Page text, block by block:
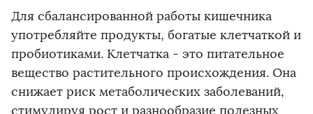
Для сбалансированной работы кишечника
употребляйте продукты, богатые клетчаткой и
пробиотиками. Клетчатка - это питательное
вещество растительного происхождения. Она
снижает риск метаболических заболеваний,
стимулируя рост и разнообразие полезных